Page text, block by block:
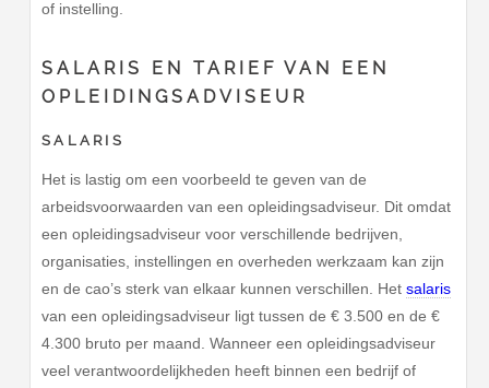
of instelling.
SALARIS EN TARIEF VAN EEN
OPLEIDINGSADVISEUR
SALARIS
Het is lastig om een voorbeeld te geven van de
arbeidsvoorwaarden van een opleidingsadviseur. Dit omdat
een opleidingsadviseur voor verschillende bedrijven,
organisaties, instellingen en overheden werkzaam kan zijn
en de cao’s sterk van elkaar kunnen verschillen. Hetsalaris
van een opleidingsadviseur ligt tussen de € 3.500 en de €
4.300 bruto per maand. Wanneer een opleidingsadviseur
veel verantwoordelijkheden heeft binnen een bedrijf of